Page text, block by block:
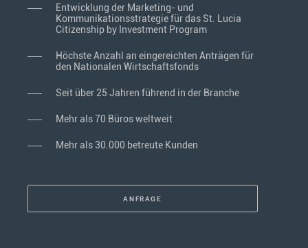
Entwicklung der Marketing- und
Kommunikationsstrategie für das St. Lucia
Citizenship by Investment Program
Höchste Anzahl an eingereichten Anträgen für
den Nationalen Wirtschaftsfonds
Seit über 25 Jahren führend in der Branche
Mehr als 70 Büros weltweit
Mehr als 30.000 betreute Kunden
ANFRAGE